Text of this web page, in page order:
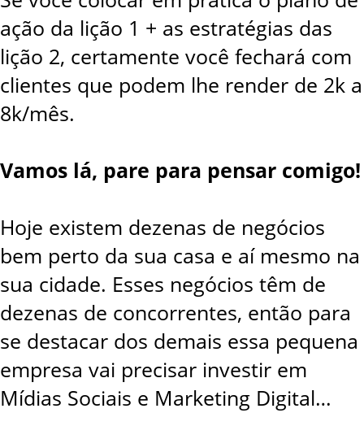
ação da lição 1 + as estratégias das
lição 2, certamente você fechará com
clientes que podem lhe render de 2k a
8k/mês.
Vamos lá, pare para pensar comigo!
Hoje existem dezenas de negócios
bem perto da sua casa e aí mesmo na
sua cidade. Esses negócios têm de
dezenas de concorrentes, então para
se destacar dos demais essa pequena
empresa vai precisar investir em
Mídias Sociais e Marketing Digital…